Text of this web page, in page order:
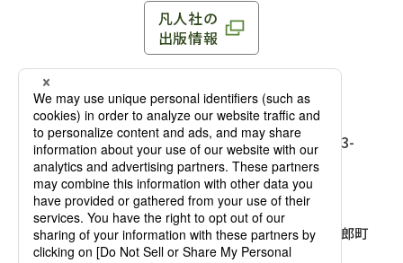
凡人社の
出版情報
〒102-0093 東京都千代田区平河町 1-3-13 8F
TEL：03-3263-3959／FAX：03-3263-3116
麹町店
〒102-0093 東京都千代田区平河町1-3-
13 8F［アクセス］
TEL：03-3239-8673／FAX：03-3263-
3116
〒541-0056 大阪府大阪市中央区久太郎町
4-2-10